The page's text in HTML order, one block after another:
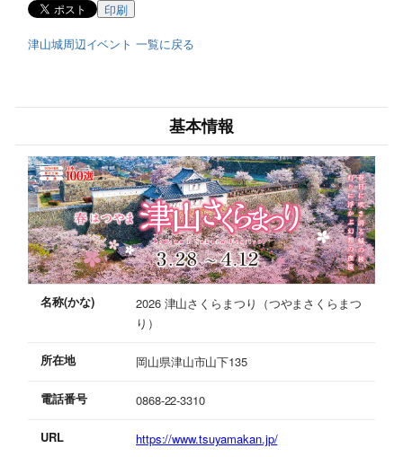
印刷
津山城周辺イベント 一覧に戻る
基本情報
名称(かな)
2026 津山さくらまつり（つやまさくらまつ
り）
所在地 岡山県津山市山下135
電話番号 0868-22-3310
URL https://www.tsuyamakan.jp/